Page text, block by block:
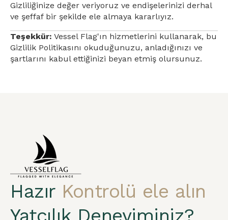
Gizliliğinize değer veriyoruz ve endişelerinizi derhal
ve şeffaf bir şekilde ele almaya kararlıyız.
Teşekkür: Vessel Flag'ın hizmetlerini kullanarak, bu
Gizlilik Politikasını okuduğunuzu, anladığınızı ve
şartlarını kabul ettiğinizi beyan etmiş olursunuz.
Hazır Kontrolü ele alın